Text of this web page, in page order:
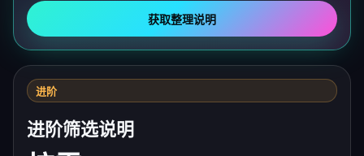
获取整理说明
进阶
进阶筛选说明